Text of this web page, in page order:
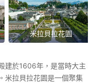
米拉貝拉花園
建於1606年，是當時大主
米拉貝拉花園是一個聚集